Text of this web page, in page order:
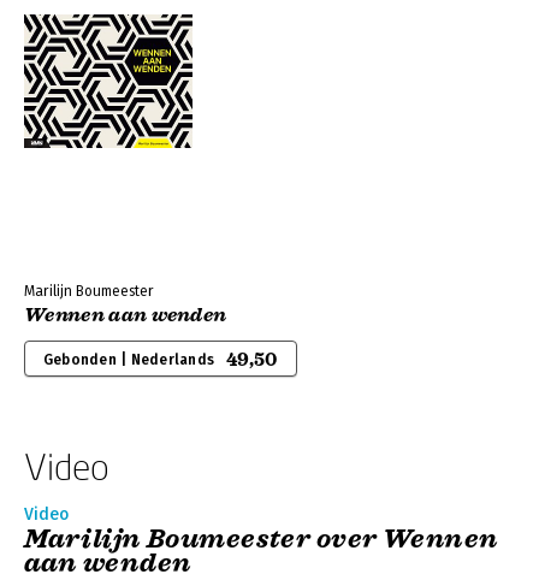
Marilijn Boumeester
Wennen aan wenden
Gebonden | Nederlands 49,50
Video
Video
Marilijn Boumeester over Wennen
aan wenden